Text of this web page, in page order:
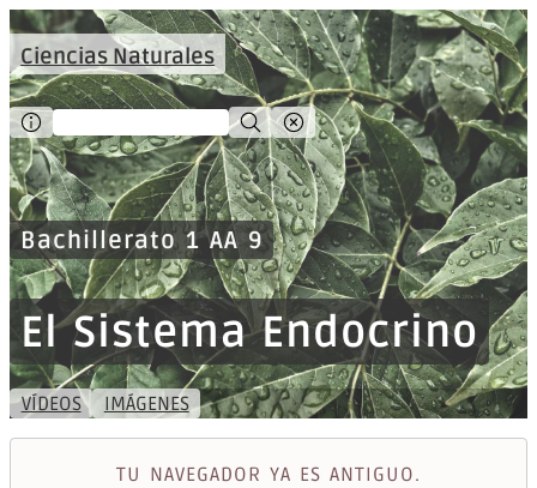
Ciencias Naturales
Bachillerato 1 AA 9
El Sistema Endocrino
VÍDEOS IMÁGENES
TU NAVEGADOR YA ES ANTIGUO.